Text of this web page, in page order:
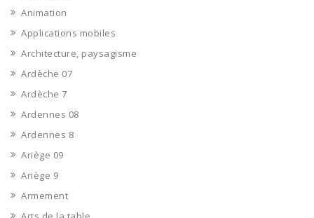
Animation
Applications mobiles
Architecture, paysagisme
Ardèche 07
Ardèche 7
Ardennes 08
Ardennes 8
Ariège 09
Ariège 9
Armement